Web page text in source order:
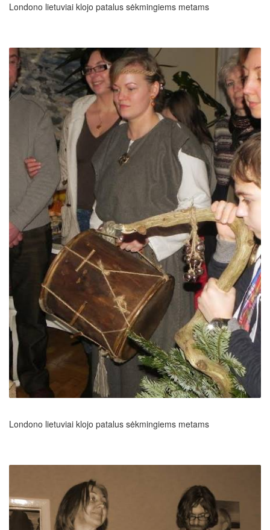
Londono lietuviai klojo patalus sėkmingiems metams
Londono lietuviai klojo patalus sėkmingiems metams